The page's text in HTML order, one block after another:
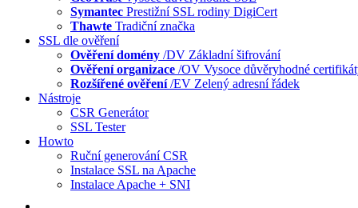
Symantec Prestižní SSL rodiny DigiCert
Thawte Tradiční značka
SSL dle ověření
Ověření domény /DV Základní šifrování
Ověření organizace /OV Vysoce důvěryhodné
Rozšířené ověření/EV Zelený adresní řádek
Nástroje
CSR Generátor
SSL Tester
Howto
Ruční generování CSR
Instalace SSL na Apache
Instalace Apache + SNI